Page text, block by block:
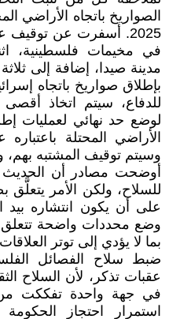
2025. أسفرت عن
في مخيمات فلسطينية،
مدينة صيدا، إضافة إلى
بإطلاق صواريخ باتجاه
للدفاع، سيتم اتخاذ أقصى
لوضع حد نهائي لعمليات
الأراضي المحتلة باعتباره
وسيتم توقيف المشتبه بهم،
أوضحت مصادر أن الحديث
للسلاح، ولكن الأمر يتعلَّق
على أن يكون انتشاره بيد
وضع محددات واضحة تتعلق
بما لا يؤدي إلى توتر
ضبط سلاح الفصائل
عقبات تذكر، لأن السلاح
في جهة واحدة تفككت من
استمرار احتجاز